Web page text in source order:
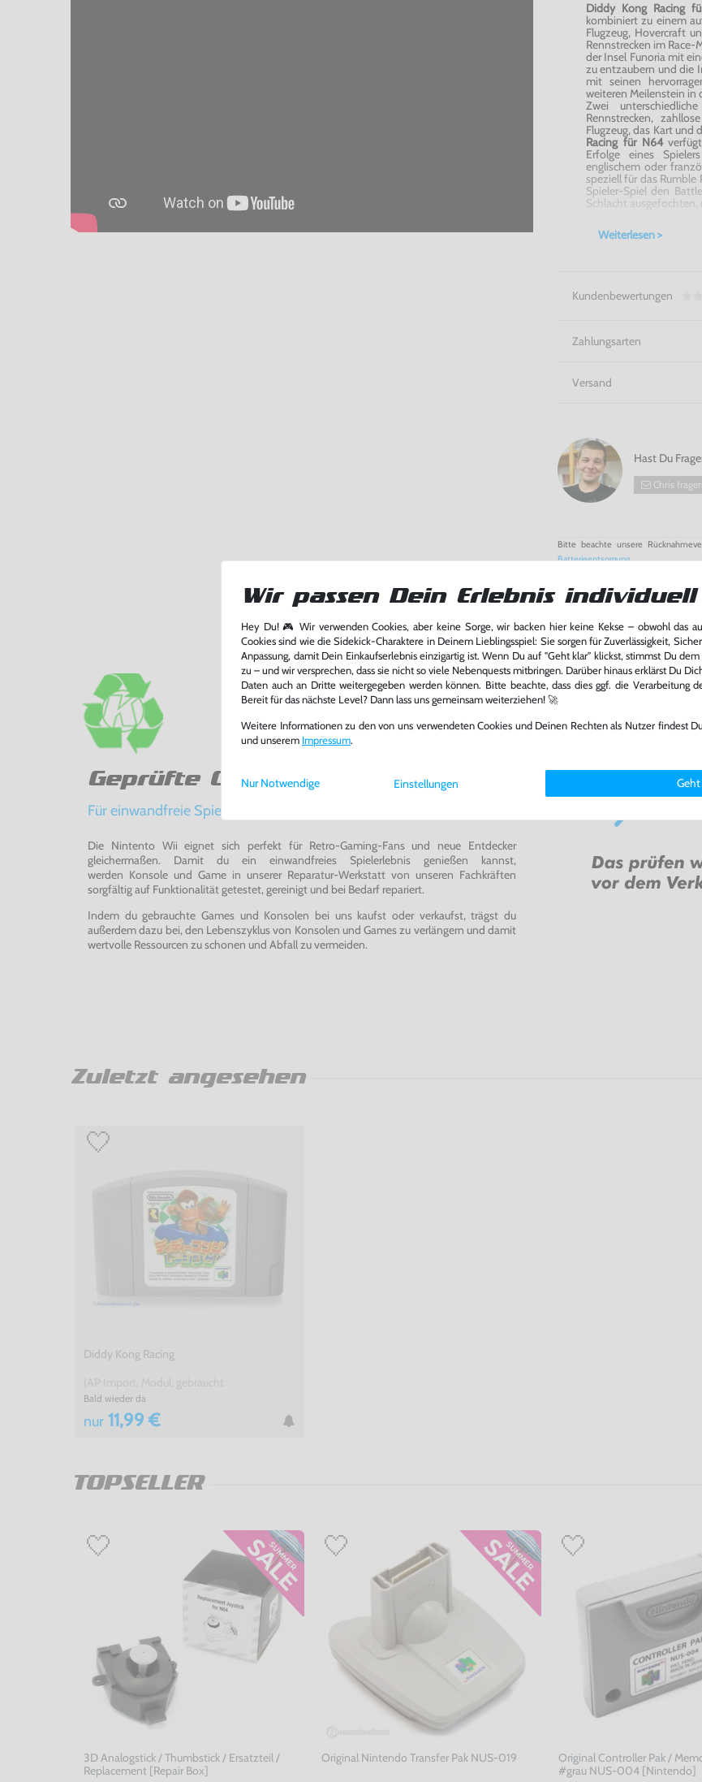
Diddy Kong Racing
kombiniert zu einem
Flugzeug, Hovercraft
Rennstrecken im Race-
der Insel Funoria mit
zu entzaubern und die
mit seinen
weiteren Meilenstein in
Zwei
Rennstrecken,
Flugzeug, das Kart und
Racing für N64
Erfolge eines
englischem oder
speziell für das
Spieler-Spiel den
Schlacht
Features:
Zwei
Bildschirmtext
Diddy Kong Racing für
Weiterlesen >
Kundenbewertungen
Zahlungsarten
Versand
Hast Du
Chris fragen
Bitte beachte unsere
Batterieentsorgung
Geprüfte Qualität
Für einwandfreie Spielerlebnisse
Die Nintento Wii eignet sich perfekt für Retro-Gaming-Fans und neue Entdecker
gleichermaßen. Damit du ein einwandfreies Spielerlebnis genießen kannst,
werden Konsole und Game in unserer Reparatur-Werkstatt von unseren Fachkräften
sorgfältig auf Funktionalität getestet, gereinigt und bei Bedarf repariert.
Indem du gebrauchte Games und Konsolen bei uns kaufst oder verkaufst, trägst du
außerdem dazu bei, den Lebenszyklus von Konsolen und Games zu verlängern und damit
wertvolle Ressourcen zu schonen und Abfall zu vermeiden.
Zuletzt angesehen
Diddy Kong Racing
Bald wieder da
nur 11,99 €
TOPSELLER
3D Analogstick / Thumbstick / Ersatzteil /
Replacement [Repair Box]
Original Nintendo Transfer Pak NUS-019
Original Controller Pak /
#grau NUS-004 [Nintendo]
Wir passen Dein Erlebnis
Hey Du! 🎮 Wir verwenden Cookies, aber keine Sorge, wir backen hier keine Kekse – obwohl das
Cookies sind wie die Sidekick-Charaktere in Deinem Lieblingsspiel: Sie sorgen für Zuverlässigkeit,
Anpassung, damit Dein Einkaufserlebnis einzigartig ist. Wenn Du auf "Geht klar" klickst, stimmst Du
zu – und wir versprechen, dass sie nicht so viele Nebenquests mitbringen. Darüber hinaus erklärst Du
Daten auch an Dritte weitergegeben werden können. Bitte beachte, dass dies ggf. die Verarbeitung
Bereit für das nächste Level? Dann lass uns gemeinsam weiterziehen! 🚀
Weitere Informationen zu den von uns verwendeten Cookies und Deinen Rechten als Nutzer findest
und unserem Impressum.
Einstellungen Geht
Nur Notwendige